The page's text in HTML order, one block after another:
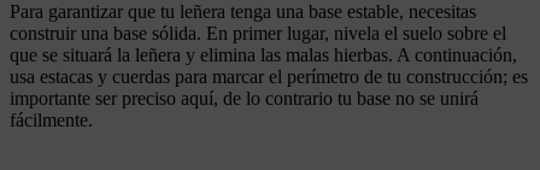
Para garantizar que tu leñera tenga una base estable, necesitas
construir una base sólida. En primer lugar, nivela el suelo sobre el
que se situará la leñera y elimina las malas hierbas. A continuación,
usa estacas y cuerdas para marcar el perímetro de tu construcción; es
importante ser preciso aquí, de lo contrario tu base no se unirá
fácilmente.